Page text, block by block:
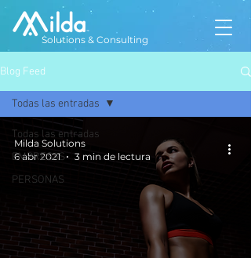
Solutions & Consulting
Blog Feed
Todas las entradas
EMPRESAS
PERSONAS
Todas las entradas
Milda Solutions
6 abr 2021
3 min de lectura